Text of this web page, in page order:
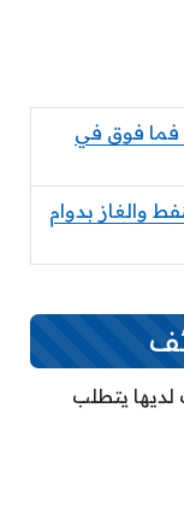
فما فوق في
والغاز بدوام
يتطلب